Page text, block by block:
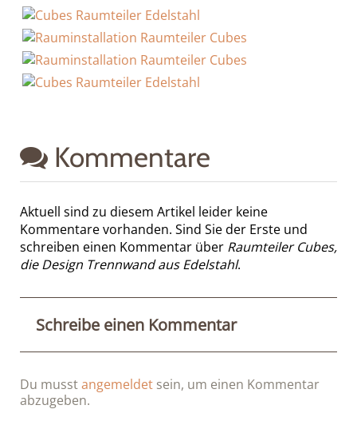
Kommentare
Aktuell sind zu diesem Artikel leider keine
Kommentare vorhanden. Sind Sie der Erste und
schreiben einen Kommentar über Raumteiler Cubes,
die Design Trennwand aus Edelstahl.
Schreibe einen Kommentar
Du musstangemeldet sein, um einen Kommentar
abzugeben.